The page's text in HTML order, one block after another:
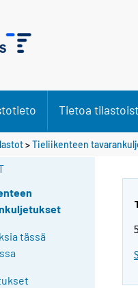
Tietoa
>Tieliikenteen
tässä